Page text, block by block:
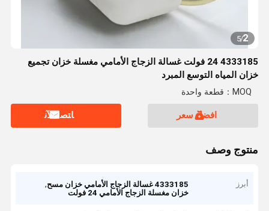
2
/
5
4333185 24 فولت غسالة الزجاج الأمامي مغسلة خزان تجميع
خزان المياه التوسع المبرد
MOQ：قطعة واحدة
افضل سعر ﺎﺘﺼﻟ ﺍﻶﻧ
منتوج وصف
أبرز 4333185 غسالة الزجاج الأمامي خزان مسح
,
خزان مغسلة الزجاج الأمامي 24 فولت